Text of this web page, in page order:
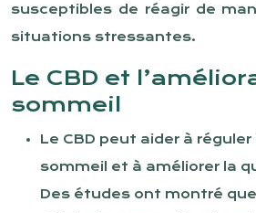
susceptibles de réagir de
situations stressantes.
Le CBD et
sommeil
Le CBD peut aider à
sommeil et à améliorer la
Des études ont montré